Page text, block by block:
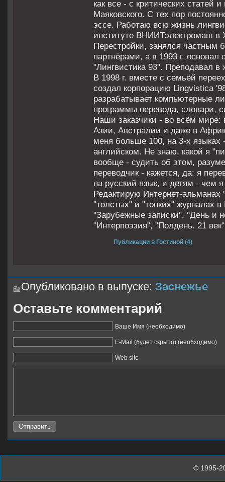
как все - с критических статей
Маяковского. С тех пор
эссе. Работаю всю жизнь
институте ВНИИТэлектромаш в
Перестройки, занялся частным
партнёрами, а в 1993 г.
"Лингвистика 93". Преподавал в
В 1998 г. вместе с семьёй
создал корпорацию Lingvistica
разрабатывает компьютерные
программы перевода, словари,
Наши заказчики - во всём
Азии, Австралии и даже в
меня больше 100, на 3-х языках
английском. Не знаю, какой я
вообще - судить об этом,
переводчик - кажется, да: я
на русский язык, и детям - чем
Редактирую Интернет-
"толстых" и "тонких" журналах
"Зарубежные записки", "День и
"Интерпоэзия", "Полдень. 21
Публикации в Гостиной (4)
Опубликовано в выпуске: Заснежье
Оставьте комментарий
Ваше Имя (необходимо)
E-Mail (будет скрыто) (необходимо)
Web site
© 1995-